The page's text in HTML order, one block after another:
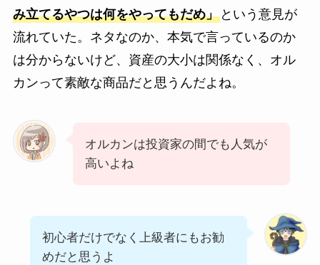
み立てるやつは何をやってもだめ」という意見が
流れていた。ネタなのか、本気で言っているのか
は分からないけど、資産の大小は関係なく、オル
カンって素敵な商品だと思うんだよね。
オルカンは投資家の間でも人気が
高いよね
初心者だけでなく上級者にもお勧
めだと思うよ